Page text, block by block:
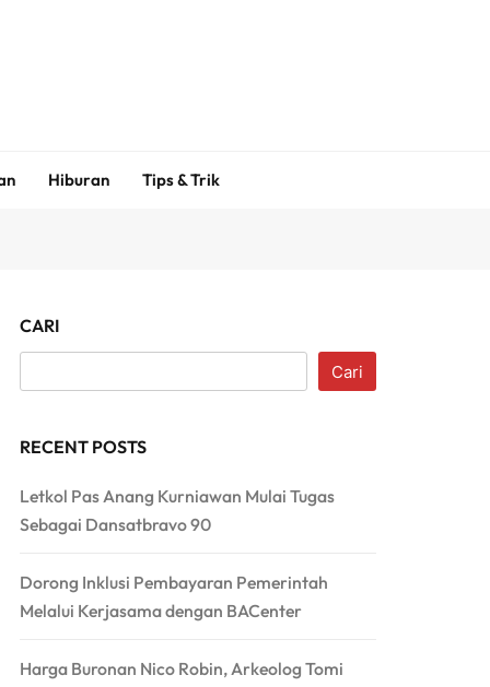
Hiburan Tips & Trik
CARI
Cari
RECENT POSTS
Letkol Pas Anang Kurniawan Mulai Tugas
Sebagai Dansatbravo 90
Dorong Inklusi Pembayaran Pemerintah
Melalui Kerjasama dengan BACenter
Harga Buronan Nico Robin, Arkeolog Tomi